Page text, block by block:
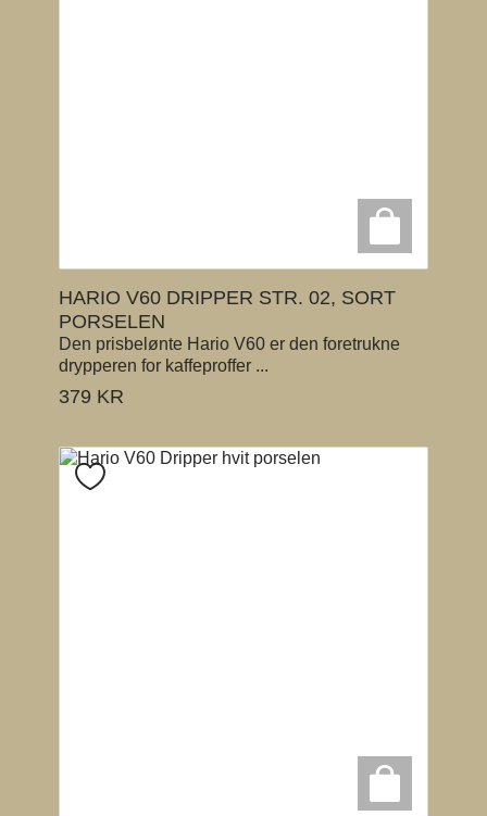
HARIO V60 DRIPPER STR. 02, SORT
PORSELEN
Den prisbelønte Hario V60 er den foretrukne
drypperen for kaffeproffer ...
379 KR